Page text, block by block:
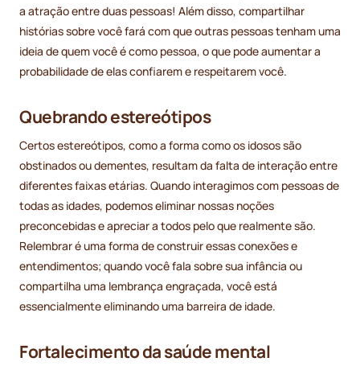
a atração entre duas pessoas! Além disso, compartilhar
histórias sobre você fará com que outras pessoas tenham uma
ideia de quem você é como pessoa, o que pode aumentar a
probabilidade de elas confiarem e respeitarem você.
Quebrando estereótipos
Certos estereótipos, como a forma como os idosos são
obstinados ou dementes, resultam da falta de interação entre
diferentes faixas etárias. Quando interagimos com pessoas de
todas as idades, podemos eliminar nossas noções
preconcebidas e apreciar a todos pelo que realmente são.
Relembrar é uma forma de construir essas conexões e
entendimentos; quando você fala sobre sua infância ou
compartilha uma lembrança engraçada, você está
essencialmente eliminando uma barreira de idade.
Fortalecimento da saúde mental